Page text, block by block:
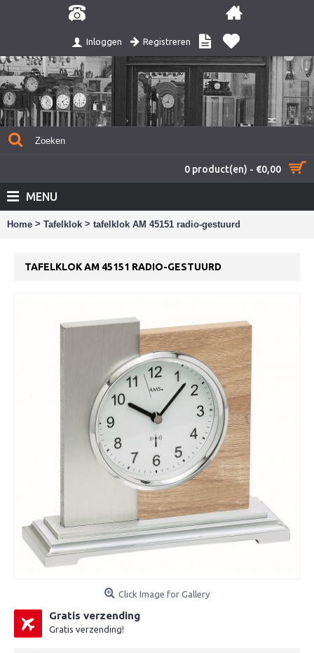
Inloggen Registreren
0 product(en) - €0,00
MENU
Home > Tafelklok > tafelklok AM 45151 radio-gestuurd
TAFELKLOK AM 45151 RADIO-GESTUURD
Click Image for Gallery
Gratis verzending
Gratis verzending!